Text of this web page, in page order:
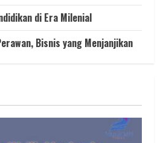
di Era Milenial
Bisnis yang Menjanjikan